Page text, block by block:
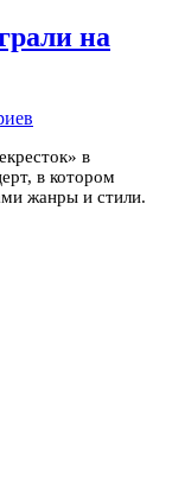
на
в
в котором
жанры и стили.